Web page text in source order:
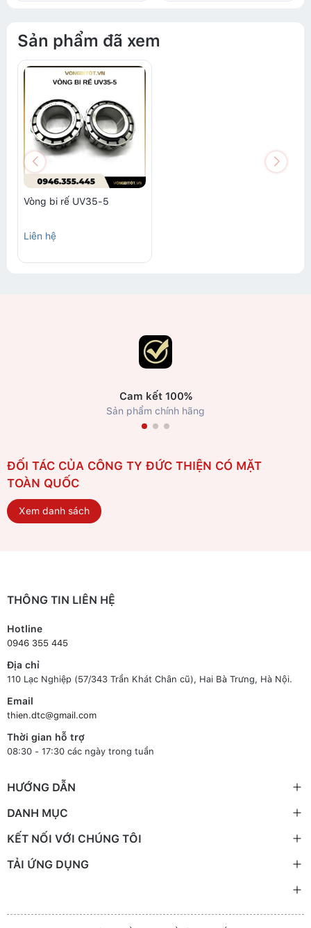
Sản phẩm đã xem
Vòng bi rế UV35-5
Liên hệ
Cam kết 100%
Sản phẩm chính hãng
ĐỐI TÁC CỦA CÔNG TY ĐỨC THIỆN CÓ MẶT
TOÀN QUỐC
Xem danh sách
THÔNG TIN LIÊN HỆ
Hotline
0946 355 445
Địa chỉ
110 Lạc Nghiệp (57/343 Trần Khát Chân cũ), Hai Bà Trưng, Hà Nội.
Email
thien.dtc@gmail.com
Thời gian hỗ trợ
08:30 - 17:30 các ngày trong tuần
HƯỚNG DẪN
DANH MỤC
KẾT NỐI VỚI CHÚNG TÔI
TẢI ỨNG DỤNG